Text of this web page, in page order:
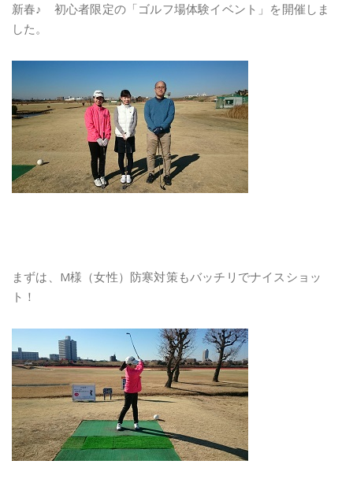
新春♪ 初心者限定の「ゴルフ場体験イベント」を開催しま
した。
まずは、M様（女性）防寒対策もバッチリでナイスショッ
ト！